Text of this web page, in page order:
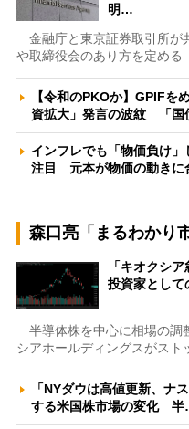
明…
金融庁と東京証券取引所が
や取締役会のあり方を定める
【令和のPKOか】GPIFを
資拡大」発言の波紋 「国
インフレでも「物価負け
注目 元本が物価の動き
森口亮「まるわかり
「キオクシ
投資家とし
半導体株を中心に相場の調
シアホールディングスがスト
「NYダウは高値更新、ナ
する米国株市場の変化